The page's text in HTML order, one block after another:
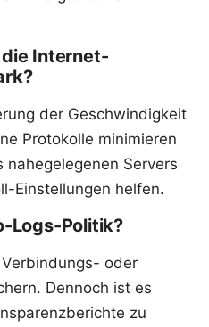
Internet-
der Geschwindigkeit
Protokolle minimieren
nahegelegenen Servers
Einstellungen helfen.
Logs-Politik?
oder
Dennoch ist es
zu